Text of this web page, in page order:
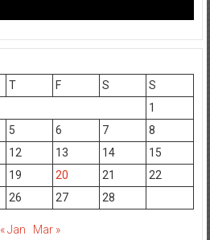
T F S
S
1
5 6 7
8
12 13 14
15
19 20 21
22
26 27 28
« Jan Mar »